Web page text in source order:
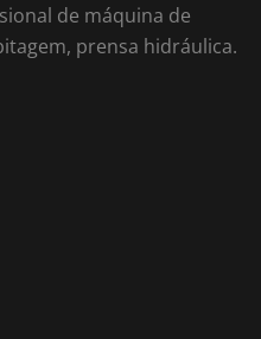
de máquina de
prensa hidráulica.